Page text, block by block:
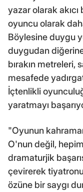
yazar olarak
oyuncu olarak
Böylesine duygu
duygudan
bırakın
mesafede
İçtenlikli
yaratmayı
"Oyunun
O'nun değil,
dramaturjik
çevirerek
özüne bir saygı